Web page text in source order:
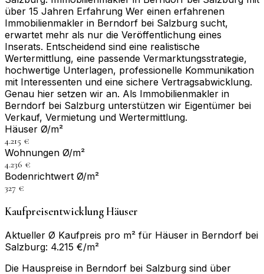
über 15 Jahren Erfahrung Wer einen erfahrenen
Immobilienmakler in Berndorf bei Salzburg sucht,
erwartet mehr als nur die Veröffentlichung eines
Inserats. Entscheidend sind eine realistische
Wertermittlung, eine passende Vermarktungsstrategie,
hochwertige Unterlagen, professionelle Kommunikation
mit Interessenten und eine sichere Vertragsabwicklung.
Genau hier setzen wir an. Als Immobilienmakler in
Berndorf bei Salzburg unterstützen wir Eigentümer bei
Verkauf, Vermietung und Wertermittlung.
Häuser Ø/m²
4.215 €
Wohnungen Ø/m²
4.236 €
Bodenrichtwert Ø/m²
327 €
Kaufpreisentwicklung Häuser
Aktueller Ø Kaufpreis pro m² für Häuser in Berndorf bei
Salzburg: 4.215 €/m²
Die Hauspreise in Berndorf bei Salzburg sind über